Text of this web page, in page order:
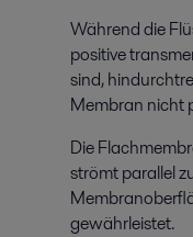
Während die
positive
sind,
Membran nicht
Die
strömt parallel
gewährleistet.